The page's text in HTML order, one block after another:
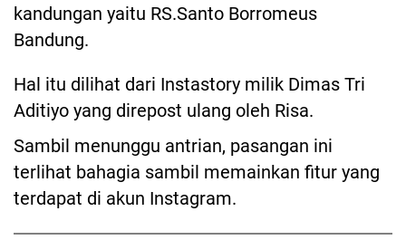
kandungan yaitu RS.Santo Borromeus
Bandung.
Hal itu dilihat dari Instastory milik Dimas Tri
Aditiyo yang direpost ulang oleh Risa.
Sambil menunggu antrian, pasangan ini
terlihat bahagia sambil memainkan fitur yang
terdapat di akun Instagram.